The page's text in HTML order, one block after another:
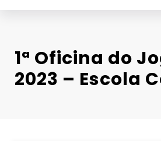
1ª Oficina do
2023 – Escola